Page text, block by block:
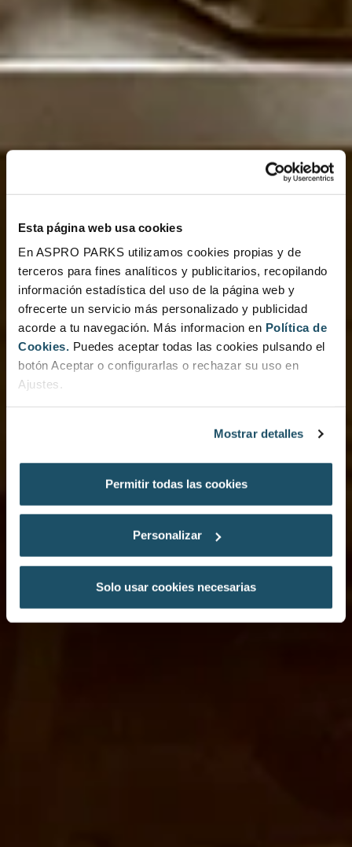
Esta página web usa cookies
En ASPRO PARKS utilizamos cookies propias y de
terceros para fines analíticos y publicitarios, recopilando
información estadística del uso de la página web y
ofrecerte un servicio más personalizado y publicidad
acorde a tu navegación. Más informacion en Política de
Cookies. Puedes aceptar todas las cookies pulsando el
botón Aceptar o configurarlas o rechazar su uso en
Ajustes.
Mostrar detalles
Permitir todas las cookies
Personalizar
Solo usar cookies necesarias